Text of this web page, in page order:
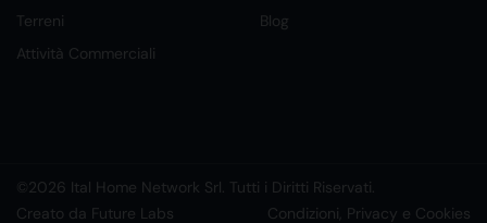
Terreni
Attività Commerciali
Blog
©2026 Ital Home Network Srl. Tutti i Diritti Riservati.
Creato da Future Labs
Condizioni, Privacy e Cookies